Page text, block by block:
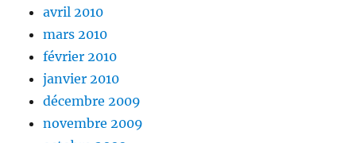
avril 2010
mars 2010
février 2010
janvier 2010
décembre 2009
novembre 2009